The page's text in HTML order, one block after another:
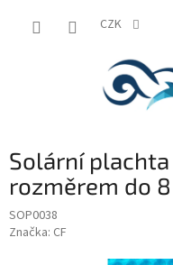
CZK
Solární plachta
rozměrem do
SOP0038
Značka: CF